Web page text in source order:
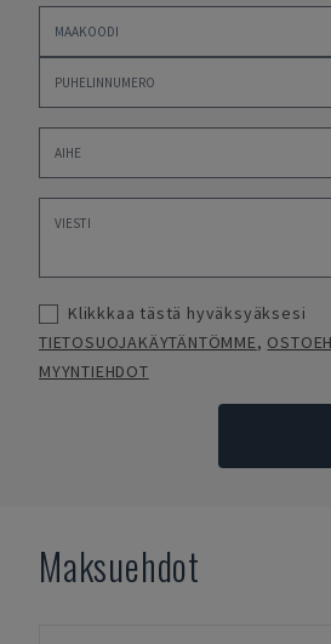
Klikkkaa tästä hyväksyäksesi
TIETOSUOJAKÄYTÄNTÖMME,
MYYNTIEHDOT
Maksuehdot